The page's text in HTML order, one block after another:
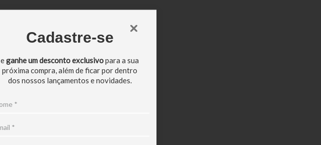
Cadastre-se
eganhe um desconto exclusivopara a sua
próxima compra, além de ficar por dentro
dos nossos lançamentos e novidades.